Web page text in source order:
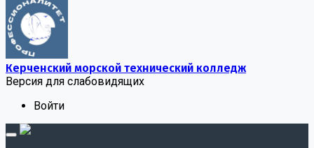
Керченский морской технический колледж
Версия для слабовидящих
Войти